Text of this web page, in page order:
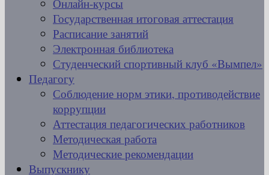
Онлайн-курсы
Государственная итоговая аттестация
Расписание занятий
Электронная библиотека
Студенческий спортивный клуб «Вымпел»
Педагогу
Соблюдение норм этики, противодействие
коррупции
Аттестация педагогических работников
Методическая работа
Методические рекомендации
Выпускнику